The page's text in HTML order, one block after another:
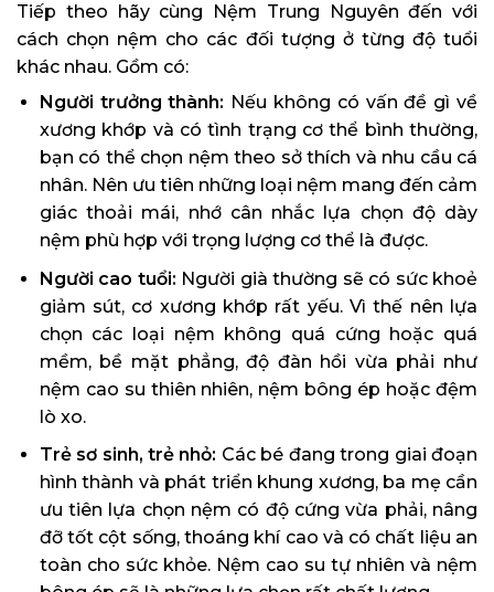
Tiếp theo hãy cùng Nệm Trung Nguyên đến với
cách chọn nệm cho các đối tượng ở từng độ tuổi
khác nhau. Gồm có:
Người trưởng thành: Nếu không có vấn đề gì về
xương khớp và có tình trạng cơ thể bình thường,
bạn có thể chọn nệm theo sở thích và nhu cầu cá
nhân. Nên ưu tiên những loại nệm mang đến cảm
giác thoải mái, nhớ cân nhắc lựa chọn độ dày
nệm phù hợp với trọng lượng cơ thể là được.
Người cao tuổi: Người già thường sẽ có sức khoẻ
giảm sút, cơ xương khớp rất yếu. Vì thế nên lựa
chọn các loại nệm không quá cứng hoặc quá
mềm, bề mặt phẳng, độ đàn hồi vừa phải như
nệm cao su thiên nhiên, nệm bông ép hoặc đệm
lò xo.
Trẻ sơ sinh, trẻ nhỏ: Các bé đang trong giai đoạn
hình thành và phát triển khung xương, ba mẹ cần
ưu tiên lựa chọn nệm có độ cứng vừa phải, nâng
đỡ tốt cột sống, thoáng khí cao và có chất liệu an
toàn cho sức khỏe. Nệm cao su tự nhiên và nệm